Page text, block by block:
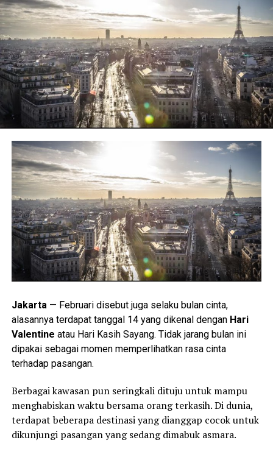
Jakarta— Februari disebut juga selaku bulan cinta,
alasannya terdapat tanggal 14 yang dikenal dengan Hari
Valentine atau Hari Kasih Sayang. Tidak jarang bulan ini
dipakai sebagai momen memperlihatkan rasa cinta
terhadap pasangan.
Berbagai kawasan pun seringkali dituju untuk mampu
menghabiskan waktu bersama orang terkasih. Di dunia,
terdapat beberapa destinasi yang dianggap cocok untuk
dikunjungi pasangan yang sedang dimabuk asmara.